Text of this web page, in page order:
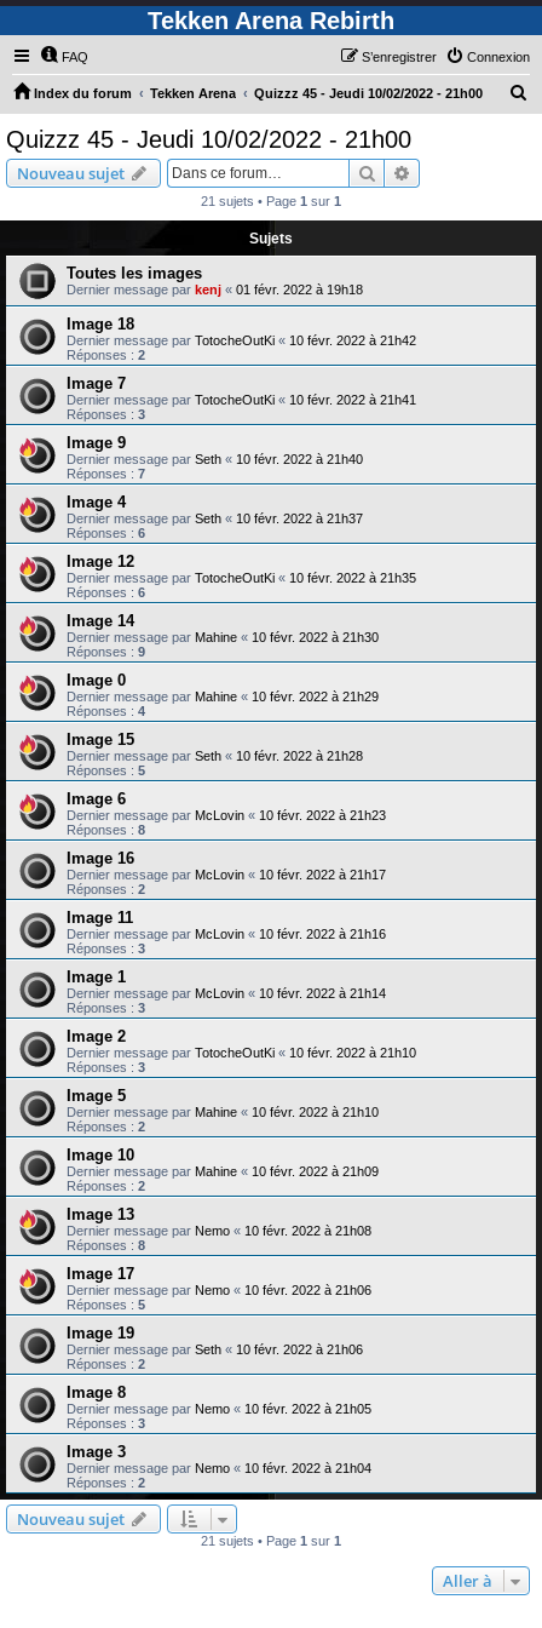
Tekken Arena Rebirth
FAQ Connexion
S’enregistrer
Index du forum Tekken Arena Quizzz 45 - Jeudi 10/02/2022 - 21h00
Quizzz 45 - Jeudi 10/02/2022 - 21h00
Nouveau sujet Rechercher
21 sujets • Page 1 sur 1
Sujets
Toutes les images
Dernier message par kenj « 01 févr. 2022 à 19h18
Image 18
Dernier message par TotocheOutKi « 10 févr. 2022 à 21h42
Réponses : 2
Image 7
Dernier message par TotocheOutKi « 10 févr. 2022 à 21h41
Réponses : 3
Image 9
Dernier message par Seth « 10 févr. 2022 à 21h40
Réponses : 7
Image 4
Dernier message par Seth « 10 févr. 2022 à 21h37
Réponses : 6
Image 12
Dernier message par TotocheOutKi « 10 févr. 2022 à 21h35
Réponses : 6
Image 14
Dernier message par Mahine « 10 févr. 2022 à 21h30
Réponses : 9
Image 0
Dernier message par Mahine « 10 févr. 2022 à 21h29
Réponses : 4
Image 15
Dernier message par Seth « 10 févr. 2022 à 21h28
Réponses : 5
Image 6
Dernier message par McLovin « 10 févr. 2022 à 21h23
Réponses : 8
Image 16
Dernier message par McLovin « 10 févr. 2022 à 21h17
Réponses : 2
Image 11
Dernier message par McLovin « 10 févr. 2022 à 21h16
Réponses : 3
Image 1
Dernier message par McLovin « 10 févr. 2022 à 21h14
Réponses : 3
Image 2
Dernier message par TotocheOutKi « 10 févr. 2022 à 21h10
Réponses : 3
Image 5
Dernier message par Mahine « 10 févr. 2022 à 21h10
Réponses : 2
Image 10
Dernier message par Mahine « 10 févr. 2022 à 21h09
Réponses : 2
Image 13
Dernier message par Nemo « 10 févr. 2022 à 21h08
Réponses : 8
Image 17
Dernier message par Nemo « 10 févr. 2022 à 21h06
Réponses : 5
Image 19
Dernier message par Seth « 10 févr. 2022 à 21h06
Réponses : 2
Image 8
Dernier message par Nemo « 10 févr. 2022 à 21h05
Réponses : 3
Image 3
Dernier message par Nemo « 10 févr. 2022 à 21h04
Réponses : 2
Nouveau sujet
21 sujets • Page 1 sur 1
Aller à